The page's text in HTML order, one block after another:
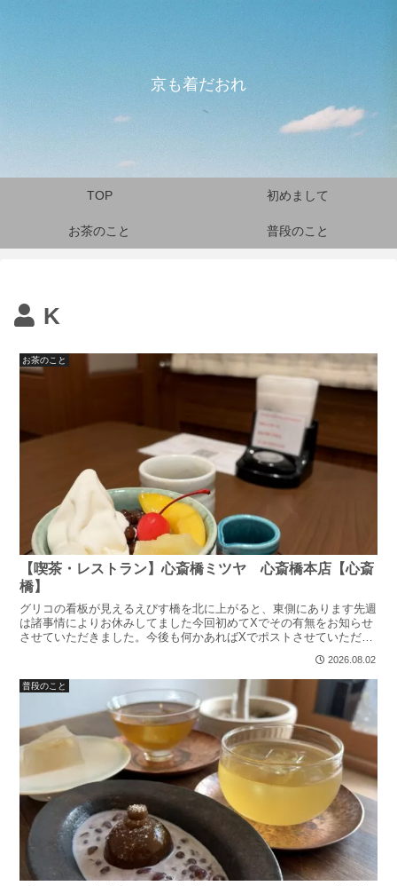
京も着だおれ
TOP 初めまして
お茶のこと 普段のこと
K
お茶のこと
【喫茶・レストラン】心斎橋ミツヤ 心斎橋本店【心斎
橋】
グリコの看板が見えるえびす橋を北に上がると、東側にあります先週
は諸事情によりお休みしてました今回初めてXでその有無をお知らせ
させていただきました。今後も何かあればXでポストさせていただき
2026.08.02
普段のこと